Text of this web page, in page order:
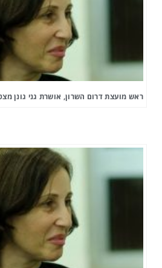
ראש מועצת דרום השרון, אושרת גני גונן